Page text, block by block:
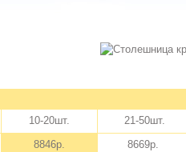
10-20шт. 21-50шт.
8846р. 8669р.